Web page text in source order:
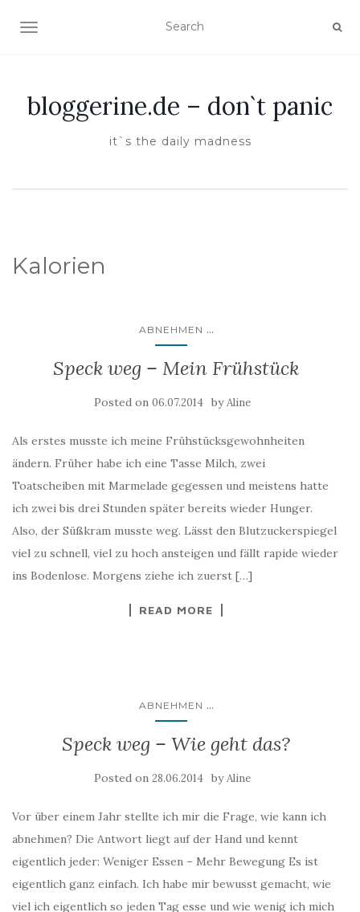
TOGGLE NAVIGATION
bloggerine.de – don`t panic
it`s the daily madness
Kalorien
ABNEHMEN ...
Speck weg – Mein Frühstück
Posted on 06.07.2014 byAline
Als erstes musste ich meine Frühstücksgewohnheiten
ändern. Früher habe ich eine Tasse Milch, zwei
Toatscheiben mit Marmelade gegessen und meistens hatte
ich zwei bis drei Stunden später bereits wieder Hunger.
Also, der Süßkram musste weg. Lässt den Blutzuckerspiegel
viel zu schnell, viel zu hoch ansteigen und fällt rapide wieder
ins Bodenlose. Morgens ziehe ich zuerst […]
READ MORE
ABNEHMEN ...
Speck weg – Wie geht das?
Posted on 28.06.2014 byAline
Vor über einem Jahr stellte ich mir die Frage, wie kann ich
abnehmen? Die Antwort liegt auf der Hand und kennt
eigentlich jeder: Weniger Essen – Mehr Bewegung Es ist
eigentlich ganz einfach. Ich habe mir bewusst gemacht, wie
viel ich eigentlich so jeden Tag esse und wie wenig ich mich